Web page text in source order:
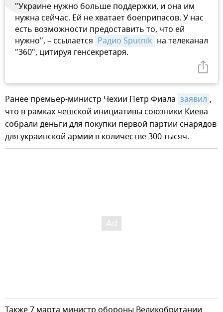
"Украине нужно больше поддержки, и она им
нужна сейчас. Ей не хватает боеприпасов. У нас
есть возможности предоставить то, что ей
нужно", – ссылается Радио Sputnik на телеканал
"360", цитируя генсекретаря.
Ранее премьер-министр Чехии Петр Фиала заявил ,
что в рамках чешской инициативы союзники Киева
собрали деньги для покупки первой партии снарядов
для украинской армии в количестве 300 тысяч.